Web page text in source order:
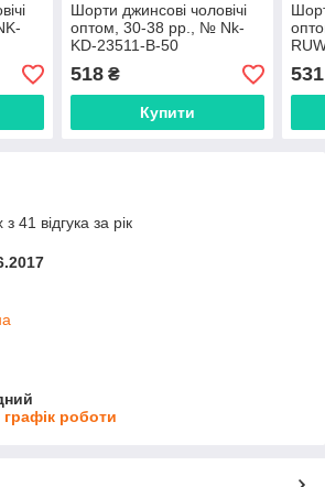
Шорти джинсові чоловічі
оптом, 30-38 рр., № Nk-
KD-23511-В-50
518₴
Купити
531
41 відгука за рік
роботи